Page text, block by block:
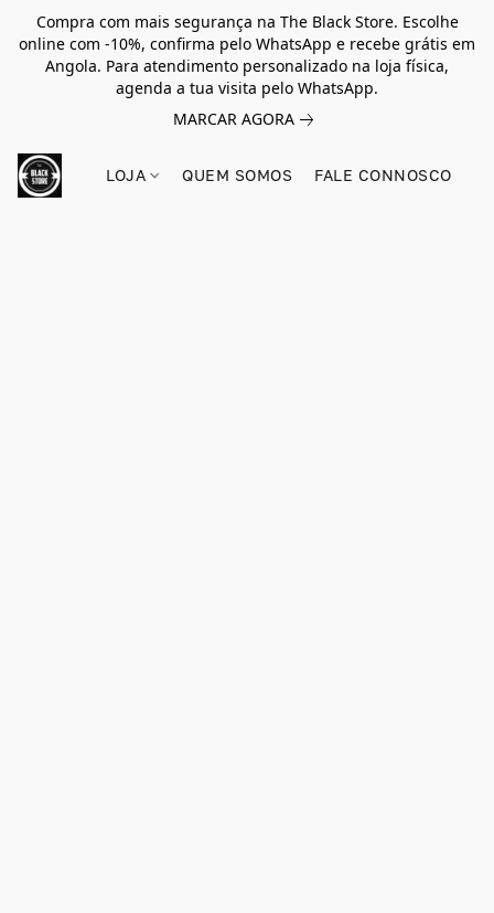
Compra com mais segurança na The Black Store. Escolhe
online com -10%, confirma pelo WhatsApp e recebe grátis em
Angola. Para atendimento personalizado na loja física,
agenda a tua visita pelo WhatsApp.
MARCAR AGORA
LOJA QUEM SOMOS FALE CONNOSCO